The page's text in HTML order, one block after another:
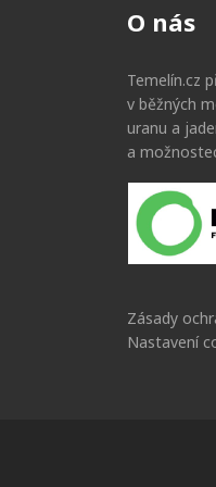
O nás
Temelín.cz
v běžných
uranu a
a
Zásady
Nastavení